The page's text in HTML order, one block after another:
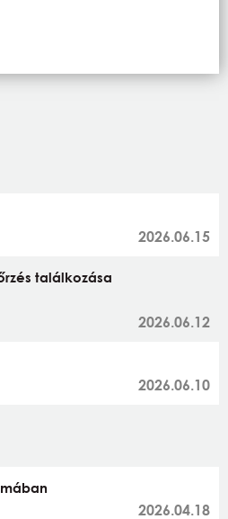
2026.06.15
találkozása
2026.06.12
2026.06.10
2026.04.18